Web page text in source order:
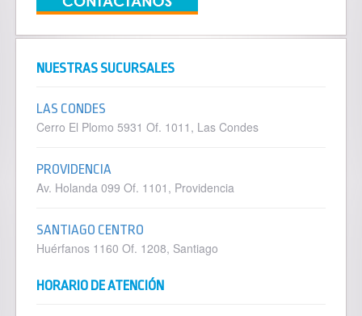
NUESTRAS SUCURSALES
LAS CONDES
Cerro El Plomo 5931 Of. 1011, Las Condes
PROVIDENCIA
Av. Holanda 099 Of. 1101, Providencia
SANTIAGO CENTRO
Huérfanos 1160 Of. 1208, Santiago
HORARIO DE ATENCIÓN